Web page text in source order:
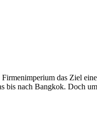
das Ziel
nach Bangkok. Doch